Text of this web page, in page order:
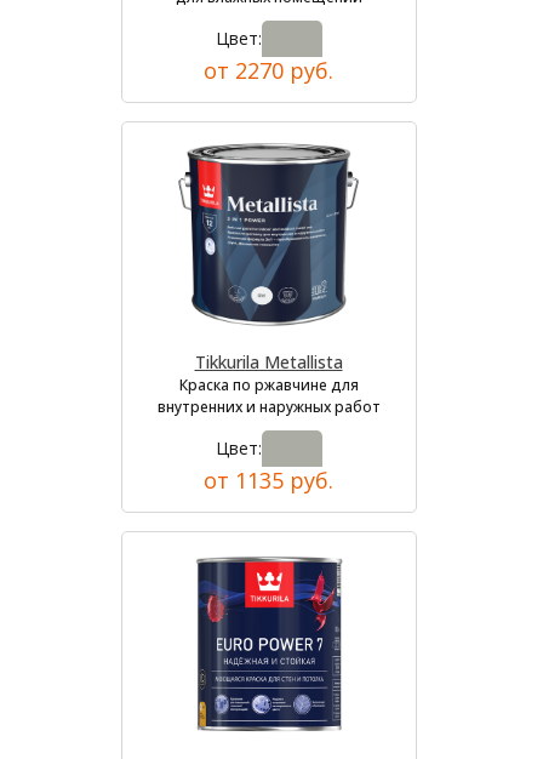
Цвет:
от 2270 руб.
Tikkurila Metallista
Краска по ржавчине для
внутренних и наружных работ
Цвет:
от 1135 руб.